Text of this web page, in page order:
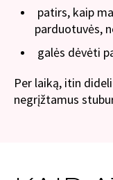
patirs, kaip
parduotuvės,
galės dėvėti
Per laiką, itin
negrįžtamus